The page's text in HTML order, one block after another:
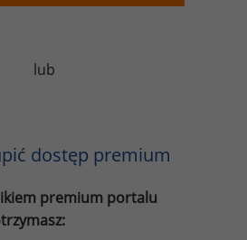
lub
dostęp premium
premium portalu